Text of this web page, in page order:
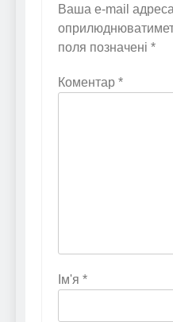
Ваша e-mail
поля позначені *
Коментар *
Ім'я *